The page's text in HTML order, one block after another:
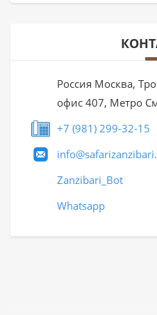
Россия Москва,
офис 407, Метро
+7 (981) 299-32-15
Zanzibari_Bot
Whatsapp